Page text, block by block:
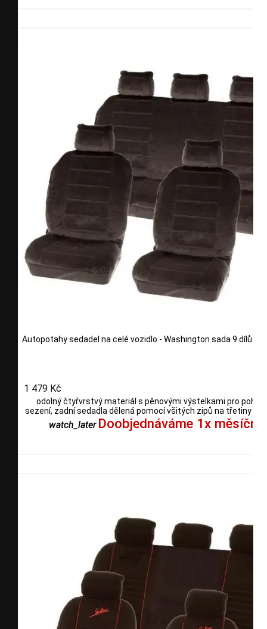
Autopotahy sedadel na celé vozidlo - Washington sada 9 dílů -
1 479 Kč
odolný čtyřvrstvý materiál s pěnovými výstelkami pro
sezení, zadní sedadla dělená pomocí všitých zipů na třetiny i
watch_later Doobjednáváme 1x měsíčně